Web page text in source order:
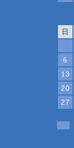
日
6
13
20
27